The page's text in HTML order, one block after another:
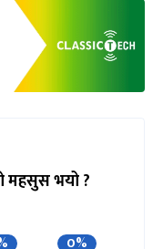
महसुस भयो ?
0%